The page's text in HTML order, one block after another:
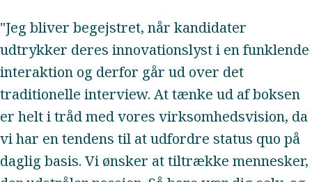
"Jeg bliver begejstret, når kandidater
udtrykker deres innovationslyst i en funklende
interaktion og derfor går ud over det
traditionelle interview. At tænke ud af boksen
er helt i tråd med vores virksomhedsvision, da
vi har en tendens til at udfordre status quo på
daglig basis. Vi ønsker at tiltrække mennesker,